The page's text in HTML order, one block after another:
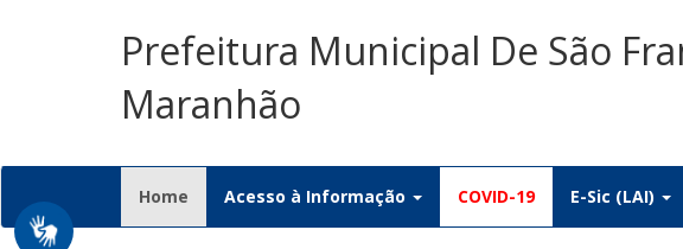
Prefeitura Municipal De São
Maranhão
Home (current)
Acesso à Informação COVID-19 E-Sic (LAI)